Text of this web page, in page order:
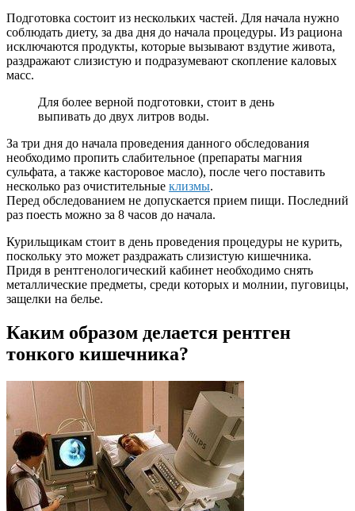
Подготовка состоит из нескольких частей. Для начала нужно
соблюдать диету, за два дня до начала процедуры. Из рациона
исключаются продукты, которые вызывают вздутие живота,
раздражают слизистую и подразумевают скопление каловых
масс.
Для более верной подготовки, стоит в день
выпивать до двух литров воды.
За три дня до начала проведения данного обследования
необходимо пропить слабительное (препараты магния
сульфата, а также касторовое масло), после чего поставить
несколько раз очистительные клизмы.
Перед обследованием не допускается прием пищи. Последний
раз поесть можно за 8 часов до начала.
Курильщикам стоит в день проведения процедуры не курить,
поскольку это может раздражать слизистую кишечника.
Придя в рентгенологический кабинет необходимо снять
металлические предметы, среди которых и молнии, пуговицы,
защелки на белье.
Каким образом делается рентген
тонкого кишечника?